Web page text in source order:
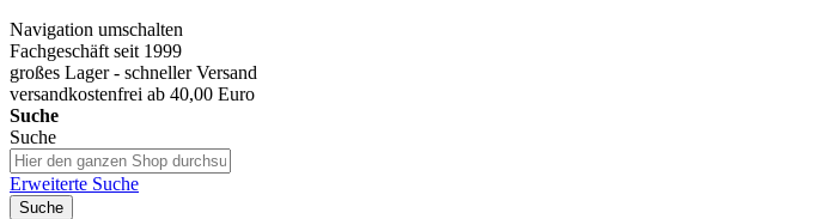
Navigation umschalten
Fachgeschäft seit 1999
großes Lager - schneller Versand
versandkostenfrei ab 40,00 Euro
Suche
Suche
Erweiterte Suche
Suche